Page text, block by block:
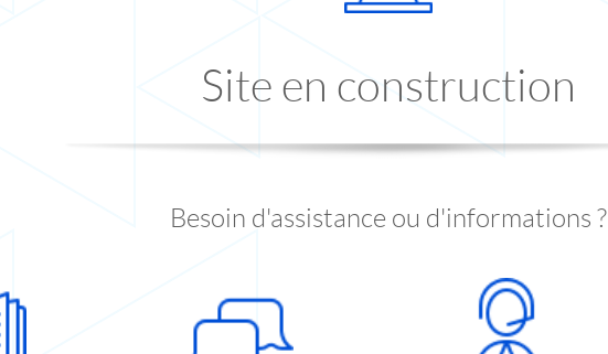
Site en construction
Besoin d'assistance ou d'informations ?